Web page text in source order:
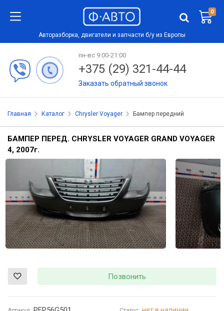
0
Авторазборка, двигатели и запчасти б/у из Европы
пн-вс 9:00-21:00
+375 (29) 321-44-44
Заказать обратный звонок
Главная Каталог Chrysler Voyager Бампер передний
БАМПЕР ПЕРЕД. CHRYSLER VOYAGER GRAND VOYAGER
4, 2007г.
Позвонить